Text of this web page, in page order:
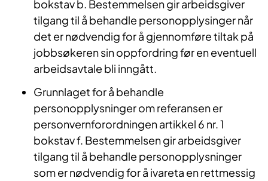
bokstav b. Bestemmelsen gir arbeidsgiver
tilgang til å behandle personopplysinger når
det er nødvendig for å gjennomføre tiltak på
jobbsøkeren sin oppfordring før en eventuell
arbeidsavtale bli inngått.
Grunnlaget for å behandle
personopplysninger om referansen er
personvernforordningen artikkel 6 nr. 1
bokstav f. Bestemmelsen gir arbeidsgiver
tilgang til å behandle personopplysninger
som er nødvendig for å ivareta en rettmessig